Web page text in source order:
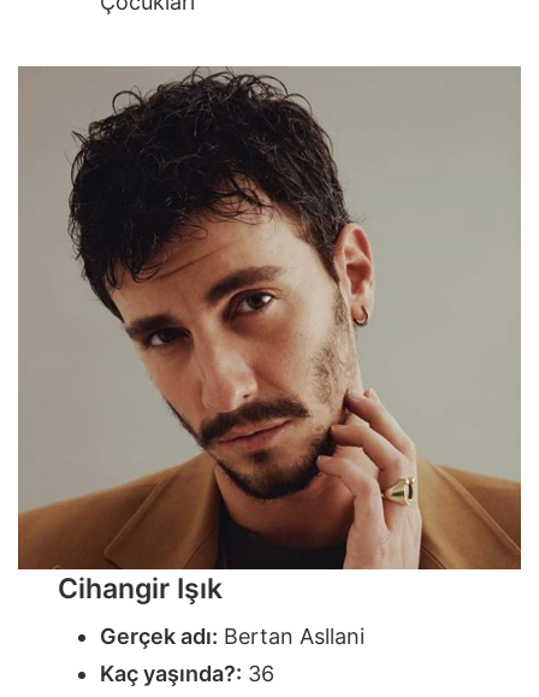
Cihangir Işık
Gerçek adı: Bertan Asllani
Kaç yaşında?: 36